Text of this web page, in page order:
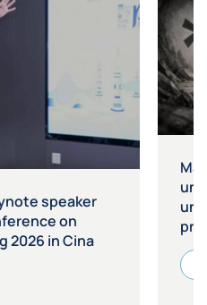
speaker
on
2026 in Cina
un